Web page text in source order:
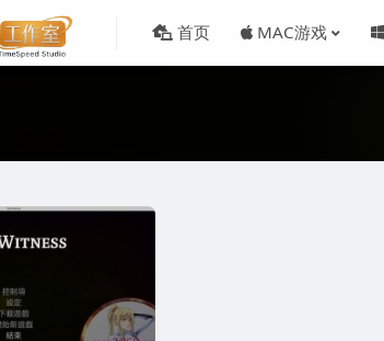
首页 MAC游戏